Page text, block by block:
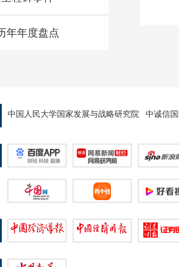
年年度盘点
中国人民大学国家发展与战略研究院 中诚信